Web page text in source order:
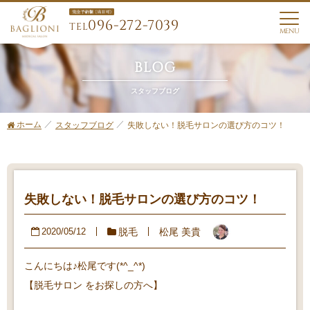
TEL096-272-7039 MENU
BLOG
スタッフブログ
ホーム スタッフブログ 失敗しない！脱毛サロンの選び方のコツ！
失敗しない！脱毛サロンの選び方のコツ！
2020/05/12 脱毛 松尾 美貴
こんにちは♪松尾です(*^_^*)
【脱毛サロン をお探しの方へ】